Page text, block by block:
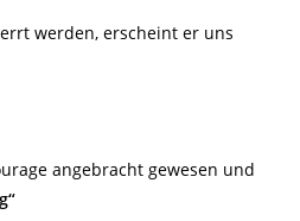
werden, erscheint er uns
angebracht gewesen und